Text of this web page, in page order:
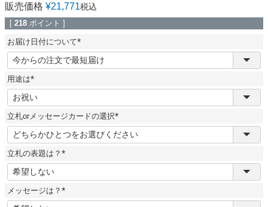
販売価格 ¥21,771税込
218 ポイント ]
お届け日付について
(
必
用途は
(
必
)
立札orメッセージカードの選択
(
必
立札の表題は？
(
)
メッセージは？
(